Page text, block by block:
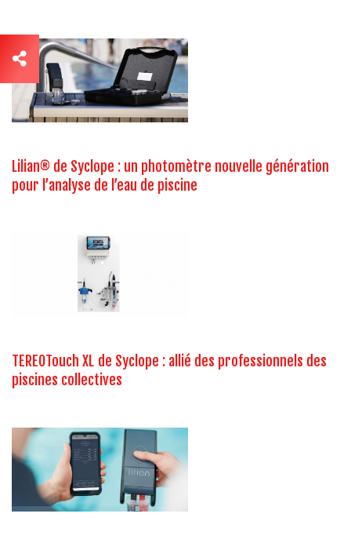
Lilian® de Syclope : un photomètre nouvelle génération
pour l’analyse de l’eau de piscine
TEREOTouch XL de Syclope : allié des professionnels des
piscines collectives